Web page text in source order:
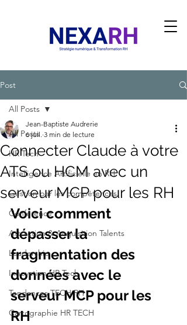
Post
All Posts
HR Tech
Intelligence Artificielle en RH
Gestion par les compétences
Conférence
Attraction & Acquisition Talents
Leadership
Innovation HR Tech
Tendances TECH RH
Cartographie HR TECH
All Posts
Connecter Claude à votre
ATS ou HCM avec un
serveur MCP pour les RH
Jean-Baptiste Audrerie
6 juil. 3 min de lecture
Voici comment
dépasser la
fragmentation des
données avec le
serveur MCP pour les
RH